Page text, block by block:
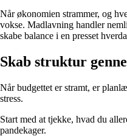
Når økonomien strammer, og
vokse. Madlavning handler
skabe balance i en presset
Skab struktur
Når budgettet er stramt, er
stress.
Start med at tjekke, hvad du
pandekager.